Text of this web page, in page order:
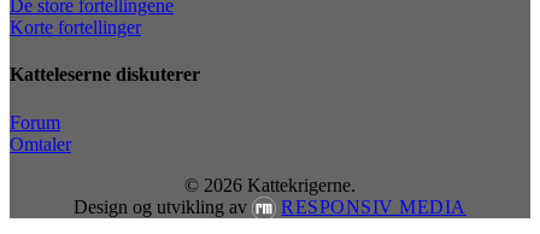
De store fortellingene
Korte fortellinger
Katteleserne diskuterer
Forum
Omtaler
© 2026 Kattekrigerne.
Design og utvikling av
RESPONSIV MEDIA